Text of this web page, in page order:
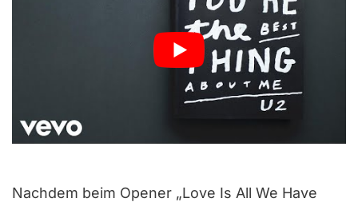
Nachdem beim Opener „Love Is All We Have